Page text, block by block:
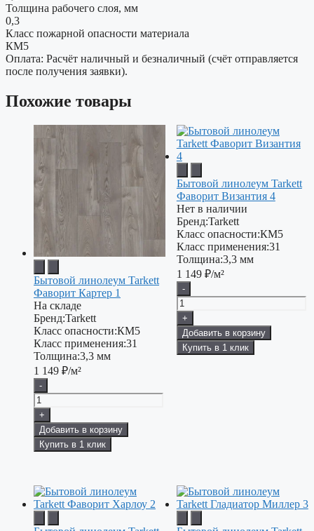
Толщина рабочего слоя, мм
0,3
Класс пожарной опасности материала
КМ5
Оплата: Расчёт наличный и безналичный (счёт отправляется
после получения заявки).
Похожие товары
Бытовой линолеум Tarkett
Фаворит Картер 1
На складе
Бренд:Tarkett
Класс опасности:КМ5
Класс применения:31
Толщина:3,3 мм
1 149 ₽/м²
-
+
Добавить в корзину
Купить в 1 клик
Бытовой линолеум Tarkett
Фаворит Византия 4
Нет в наличии
Бренд:Tarkett
Класс опасности:КМ5
Класс применения:31
Толщина:3,3 мм
1 149 ₽/м²
-
+
Добавить в корзину
Купить в 1 клик